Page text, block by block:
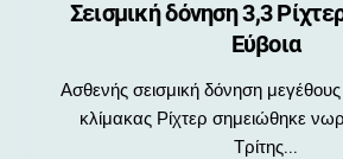
Σεισμική δόνηση 3,3
Εύβοια
Ασθενής σεισμική δόνηση μεγέθους 3,3 βαθμών της
κλίμακας Ρίχτερ σημειώθηκε
Τρίτης...